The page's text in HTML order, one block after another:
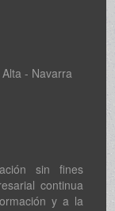
- Navarra
sin fines
continua
y a la